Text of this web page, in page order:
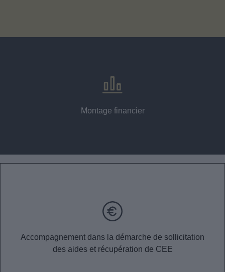
Montage financier
Accompagnement dans la démarche de sollicitation
des aides et récupération de CEE